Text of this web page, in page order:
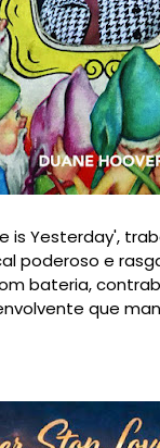
is Yesterday',
poderoso e
bateria,
que